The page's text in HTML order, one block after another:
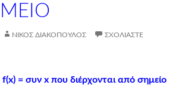
ΝΊΚΟΣ ΔΙΑΚΌΠΟΥΛΟΣ ΣΧΟΛΙΆΣΤΕ
= συν x που διέρχονται από σημείο